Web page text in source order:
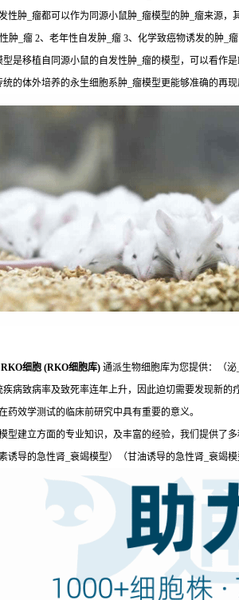
性肿_瘤都可以作为同源小鼠肿_瘤模型的肿_瘤来源，
肿_瘤 2、老年性自发肿_瘤 3、化学致癌物诱发的肿_瘤
型是移植自同源小鼠的自发性肿_瘤的模型，可以看作
的体外培养的永生细胞系肿_瘤模型更能够准确的再现
细胞 (RKO细胞库) 通派生物细胞库为您提供：（泌
病致病率及致死率连年上升，因此迫切需要发现新的疗
药效学测试的临床前研究中具有重要的意义。
型建立方面的专业知识，及丰富的经验，我们提供了
诱导的急性肾_衰竭模型）（甘油诱导的急性肾_衰竭